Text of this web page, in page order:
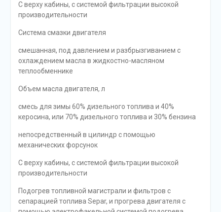
С верху кабины, с системой фильтрации высокой
производительности
Система смазки двигателя
смешанная, под давлением и разбрызгиванием с
охлаждением масла в жидкостно-масляном
теплообменнике
Объем масла двигателя, л
смесь для зимы 60% дизельного топлива и 40%
керосина, или 70% дизельного топлива и 30% бензина
непосредственный в цилиндр с помощью
механических форсунок
С верху кабины, с системой фильтрации высокой
производительности
Подогрев топливной магистрали и фильтров с
сепарацией топлива Separ, и прогрева двигателя с